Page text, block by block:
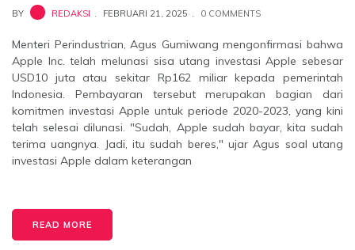
BY REDAKSI FEBRUARI 21, 2025 0 COMMENTS
Menteri Perindustrian, Agus Gumiwang mengonfirmasi bahwa
Apple Inc. telah melunasi sisa utang investasi Apple sebesar
USD10 juta atau sekitar Rp162 miliar kepada pemerintah
Indonesia. Pembayaran tersebut merupakan bagian dari
komitmen investasi Apple untuk periode 2020-2023, yang kini
telah selesai dilunasi. "Sudah, Apple sudah bayar, kita sudah
terima uangnya. Jadi, itu sudah beres," ujar Agus soal utang
investasi Apple dalam keterangan
READ MORE